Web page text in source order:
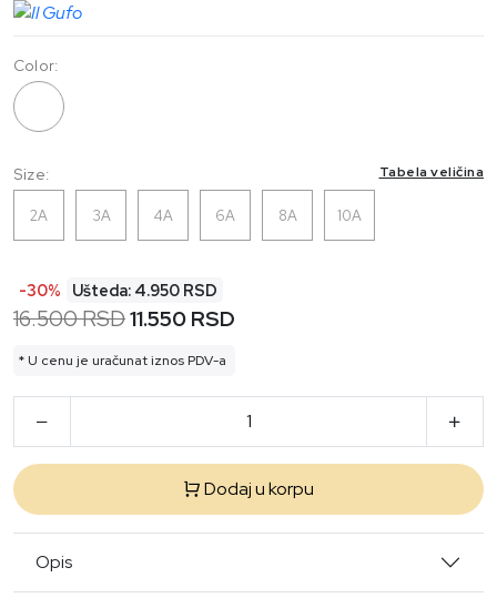
Size: Tabela veličina
2A 3A 4A 6A 8A 10A
Color:
-30% Ušteda: 4.950 RSD
16.500 RSD11.550 RSD
* U cenu je uračunat iznos PDV-a
Dodaj u korpu
Opis